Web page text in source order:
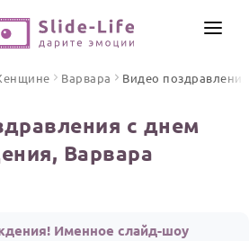
Варвара Видео поздравления
с днем
Варвара
Именное слайд-шоу